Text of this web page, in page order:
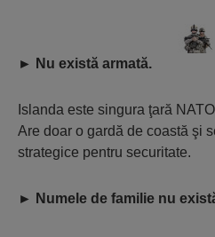
► Nu există armată.
Islanda este singura ţară
Are doar o gardă de coastă şi
strategice pentru securitate.
► Numele de familie nu